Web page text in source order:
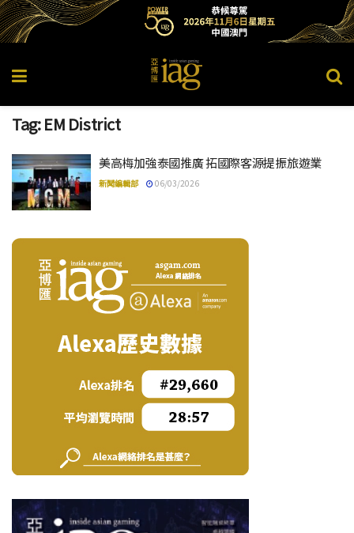
Tag:EM District
美高梅加強泰國推廣 拓國際客源提振旅遊業
新聞編輯部 06/03/2026